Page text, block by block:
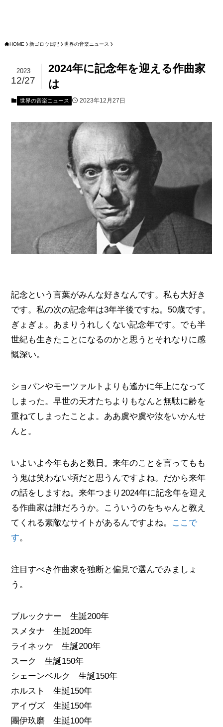
HOME 新ゴロウ日記 世界の音楽ニュース
2024年に記念年を迎える作曲家
は
2023
12/27
世界の音楽ニュース 2023年12月27日
記念という言葉がみんな好きなんです。私も大好き
です。私の次の記念年は3年半後ですね。50歳です。
ぎょぎょ。あまりうれしくない記念年です。でも半
世紀も生きたことになるのかと思うとそれなりに感
慨深い。
ショパンやモーツァルトよりも遙かに年上になって
しまった。早世の天才たちよりもなんと無駄に齢を
重ねてしまったことよ。ああ虞や虞や汝をいかんせ
んと。
いよいよ今年もあと数日。来年のことを言ってもも
う鬼は笑わない頃だと思うんですよね。だから来年
の話をしますね。来年つまり2024年に記念年を迎え
る作曲家は誰だろうか。こういうのをちゃんと教え
てくれる素敵なサイトがあるんですよね。 ここで
す。
注目すべき作曲家を独断と偏見で選んでみましょ
う。
ブルックナー 生誕200年
スメタナ 生誕200年
ライネッケ 生誕200年
スーク 生誕150年
シェーンベルク 生誕150年
ホルスト 生誕150年
アイヴズ 生誕150年
團伊玖磨 生誕100年